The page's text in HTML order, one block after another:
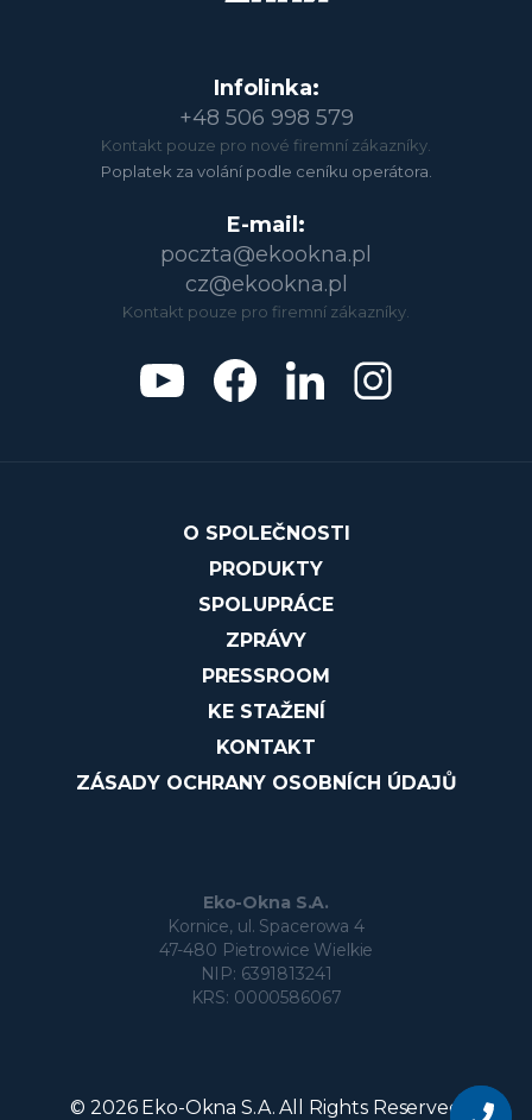
Infolinka:
+48 506 998 579
Kontakt pouze pro nové firemní zákazníky.
Poplatek za volání podle ceníku operátora.
E-mail:
poczta@ekookna.pl
cz@ekookna.pl
Kontakt pouze pro firemní zákazníky.
O SPOLEČNOSTI
PRODUKTY
SPOLUPRÁCE
ZPRÁVY
PRESSROOM
KE STAŽENÍ
KONTAKT
ZÁSADY OCHRANY OSOBNÍCH ÚDAJŮ
Eko-Okna S.A.
Kornice, ul. Spacerowa 4
47-480 Pietrowice Wielkie
NIP: 6391813241
KRS: 0000586067
© 2026 Eko-Okna S.A. All Rights Reserved
Zeptejte
se